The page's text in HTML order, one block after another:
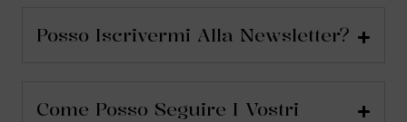
Posso Iscrivermi Alla Newsletter?
Come Posso Seguire I Vostri